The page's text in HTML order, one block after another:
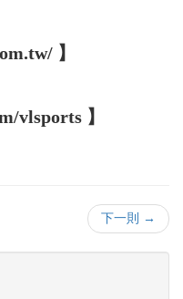
】
vlsports 】
下一則 →